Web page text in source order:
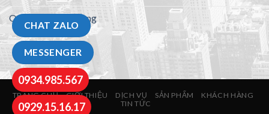
Quy định đổi trả hàng
TRANG CHỦ GIỚI THIỆU DỊCH VỤ SẢN PHẨM
KHÁCH HÀNG
TIN TỨC
CHAT ZALO
MESSENGER
0929.15.16.17
0934.985.567